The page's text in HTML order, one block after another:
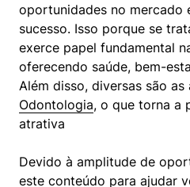
oportunidades no mercado
sucesso. Isso porque se
exerce papel fundamental
oferecendo saúde, bem-
Odontologia, o que torna a
atrativa
Devido à amplitude de
este conteúdo para ajudar